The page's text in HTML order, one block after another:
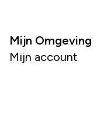
Mijn Omgeving
Mijn account